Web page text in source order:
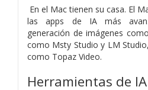
En el Mac tienen su casa. El
las apps de IA más
generación de imágenes
como Msty Studio y LM
como Topaz Video.
Herramientas de